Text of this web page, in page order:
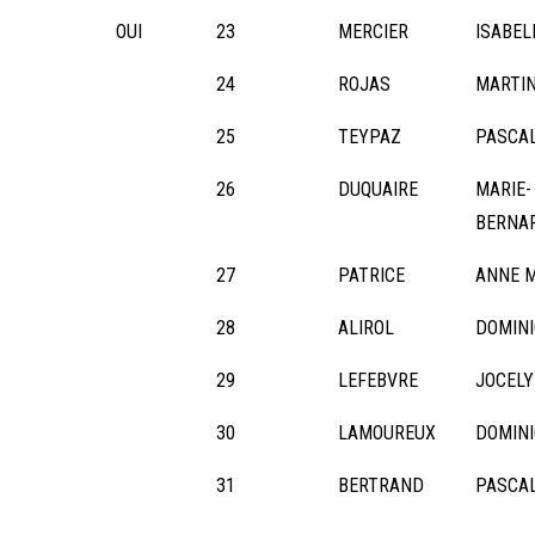
OUI 23 MERCIER
24 ROJAS
25 TEYPAZ
26 DUQUAIRE
MARIE-
27 PATRICE ANNE
28 ALIROL
29 LEFEBVRE
30 LAMOUREUX
31 BERTRAND